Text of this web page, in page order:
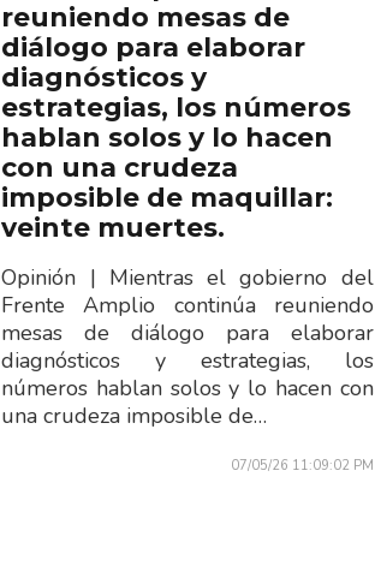
reuniendo mesas de
diálogo para elaborar
diagnósticos y
estrategias, los números
hablan solos y lo hacen
con una crudeza
imposible de maquillar:
veinte muertes.
Opinión | Mientras el gobierno del
Frente Amplio continúa reuniendo
mesas de diálogo para elaborar
diagnósticos y estrategias, los
números hablan solos y lo hacen con
una crudeza imposible de…
07/05/26 11:09:02 PM